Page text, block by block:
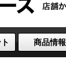
商品情報